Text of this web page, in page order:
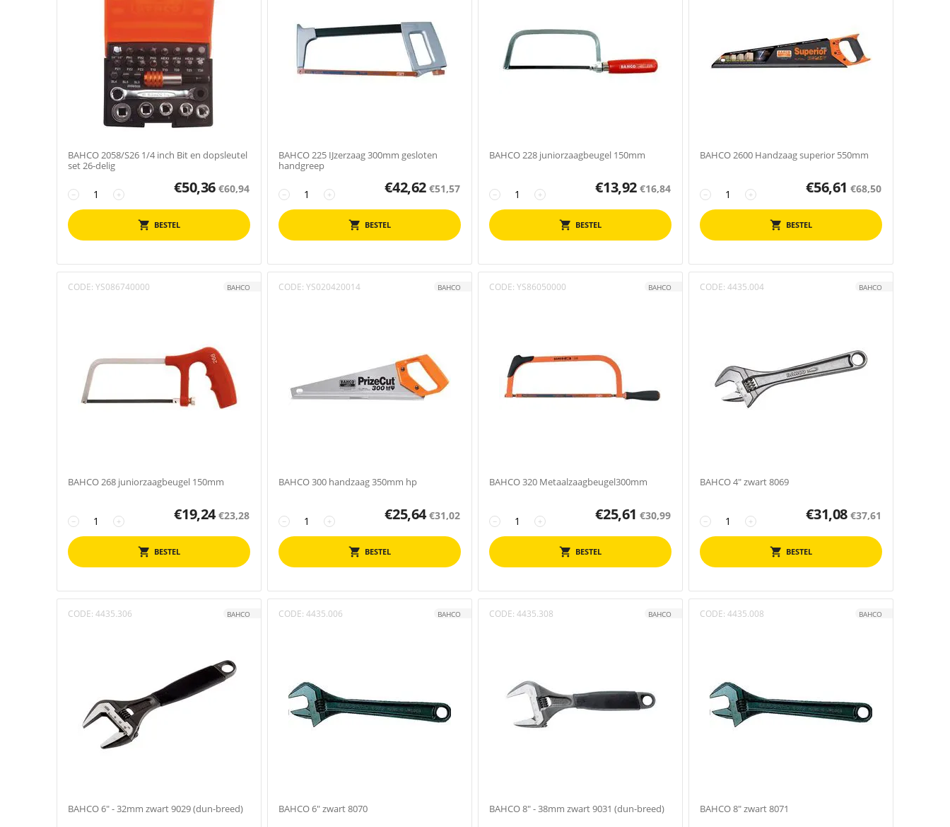
BAHCO 2058/S26 1/4 inch Bit en dopsleutel
set 26-delig
+
− €50,36 €60,94
BESTEL
BAHCO 225 IJzerzaag 300mm gesloten
handgreep
+
− €42,62 €51,57
BESTEL
BAHCO 228 juniorzaagbeugel 150mm
+
− €13,92 €16,84
BESTEL
BAHCO 2600 Handzaag superior 550mm
+
− €56,61 €68,50
BESTEL
CODE: YS086740000 BAHCO
BAHCO 268 juniorzaagbeugel 150mm
+
− €19,24 €23,28
BESTEL
CODE: YS020420014 BAHCO
BAHCO 300 handzaag 350mm hp
+
− €25,64 €31,02
BESTEL
CODE: YS86050000 BAHCO
BAHCO 320 Metaalzaagbeugel300mm
+
− €25,61 €30,99
BESTEL
CODE: 4435.004 BAHCO
BAHCO 4" zwart 8069
+
− €31,08 €37,61
BESTEL
CODE: 4435.306 BAHCO
BAHCO 6" - 32mm zwart 9029 (dun-breed)
CODE: 4435.006 BAHCO
BAHCO 6" zwart 8070
CODE: 4435.308 BAHCO
BAHCO 8" - 38mm zwart 9031 (dun-breed)
CODE: 4435.008 BAHCO
BAHCO 8" zwart 8071